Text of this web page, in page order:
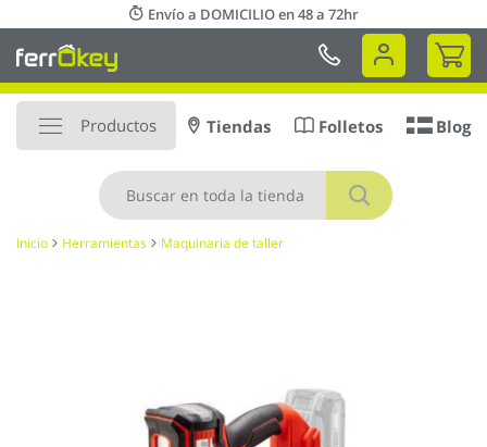
al
contenido
Envío a DOMICILIO en 48 a 72hr
Mi
Productos
Buscar
Tiendas Folletos Blog
Inicio Herramientas Maquinaria de taller